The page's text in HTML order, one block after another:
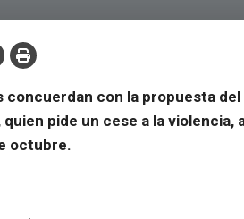
con la propuesta
pide un cese a la
octubre.